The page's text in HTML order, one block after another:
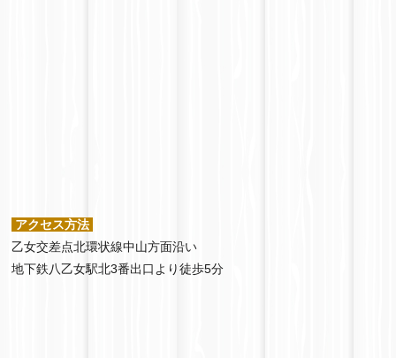
アクセス方法
乙女交差点北環状線中山方面沿い
地下鉄八乙女駅北3番出口より徒歩5分